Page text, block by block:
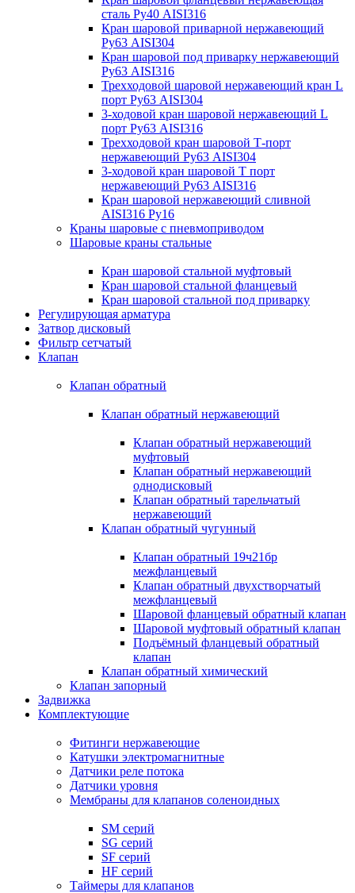
сталь Ру40 AISI316
Кран шаровой приварной нержавеющий
Ру63 AISI304
Кран шаровой под приварку нержавеющий
Ру63 AISI316
Трехходовой шаровой нержавеющий кран L
порт Ру63 AISI304
3-ходовой кран шаровой нержавеющий L
порт Ру63 AISI316
Трехходовой кран шаровой Т-порт
нержавеющий Ру63 AISI304
3-ходовой кран шаровой Т порт
нержавеющий Ру63 AISI316
Кран шаровой нержавеющий сливной
AISI316 Ру16
Краны шаровые с пневмоприводом
Шаровые краны стальные
Кран шаровой стальной муфтовый
Кран шаровой стальной фланцевый
Кран шаровой стальной под приварку
Регулирующая арматура
Затвор дисковый
Фильтр сетчатый
Клапан
Клапан обратный
Клапан обратный нержавеющий
Клапан обратный нержавеющий
муфтовый
Клапан обратный нержавеющий
однодисковый
Клапан обратный тарельчатый
нержавеющий
Клапан обратный чугунный
Клапан обратный 19ч21бр
межфланцевый
Клапан обратный двухстворчатый
межфланцевый
Шаровой фланцевый обратный клапан
Шаровой муфтовый обратный клапан
Подъёмный фланцевый обратный
клапан
Клапан обратный химический
Клапан запорный
Задвижка
Комплектующие
Фитинги нержавеющие
Катушки электромагнитные
Датчики реле потока
Датчики уровня
Мембраны для клапанов соленоидных
SM серий
SG серий
SF серий
HF серий
Таймеры для клапанов